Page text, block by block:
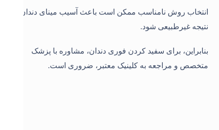
انتخاب روش نامناسب ممکن است باعث آسیب مینای دندان یا
نتیجه غیرطبیعی شود.
بنابراین، برای سفید کردن فوری دندان، مشاوره با پزشک
متخصص و مراجعه به کلینیک معتبر، ضروری است.